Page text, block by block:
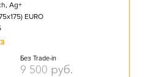
Ag+
EURO
Без Trade-in
9 500 руб.